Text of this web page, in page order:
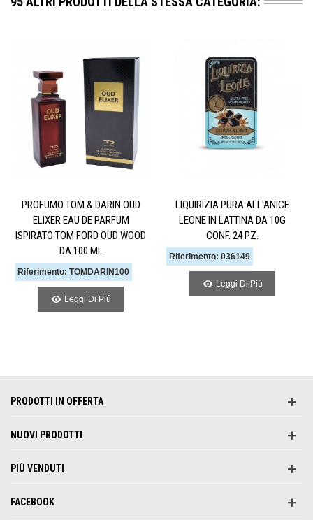
PROFUMO TOM & DARIN OUD
ELIXER EAU DE PARFUM
ISPIRATO TOM FORD OUD WOOD
DA 100 ML
Riferimento: TOMDARIN100
Leggi Di Piú
LIQUIRIZIA PURA ALL'ANICE
LEONE IN LATTINA DA 10G
CONF. 24 PZ.
Riferimento: 036149
Leggi Di Piú
PRODOTTI IN OFFERTA
NUOVI PRODOTTI
PIÙ VENDUTI
FACEBOOK